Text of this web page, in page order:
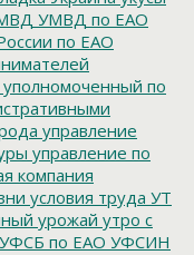
УМВД по ЕАО
по ЕАО
уполномоченный по
управление
управление по
компания
условия труда УТ
урожай утро с
УФСБ по ЕАО УФСИН